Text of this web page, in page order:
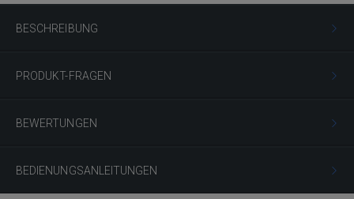
BESCHREIBUNG
PRODUKT-FRAGEN
BEWERTUNGEN
BEDIENUNGSANLEITUNGEN